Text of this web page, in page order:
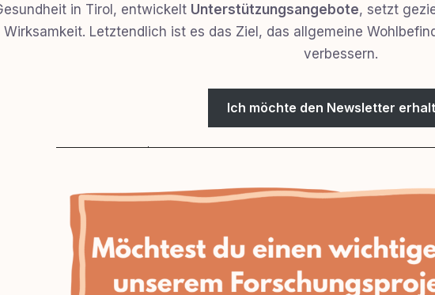
in Tirol, entwickelt Unterstützungsangebote, setzt
Wirksamkeit. Letztendlich ist es das Ziel, das allgemeine
verbessern.
Ich möchte den Newsletter